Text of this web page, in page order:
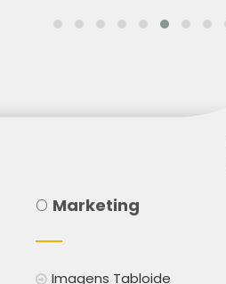
O Marketing
Imagens Tabloide